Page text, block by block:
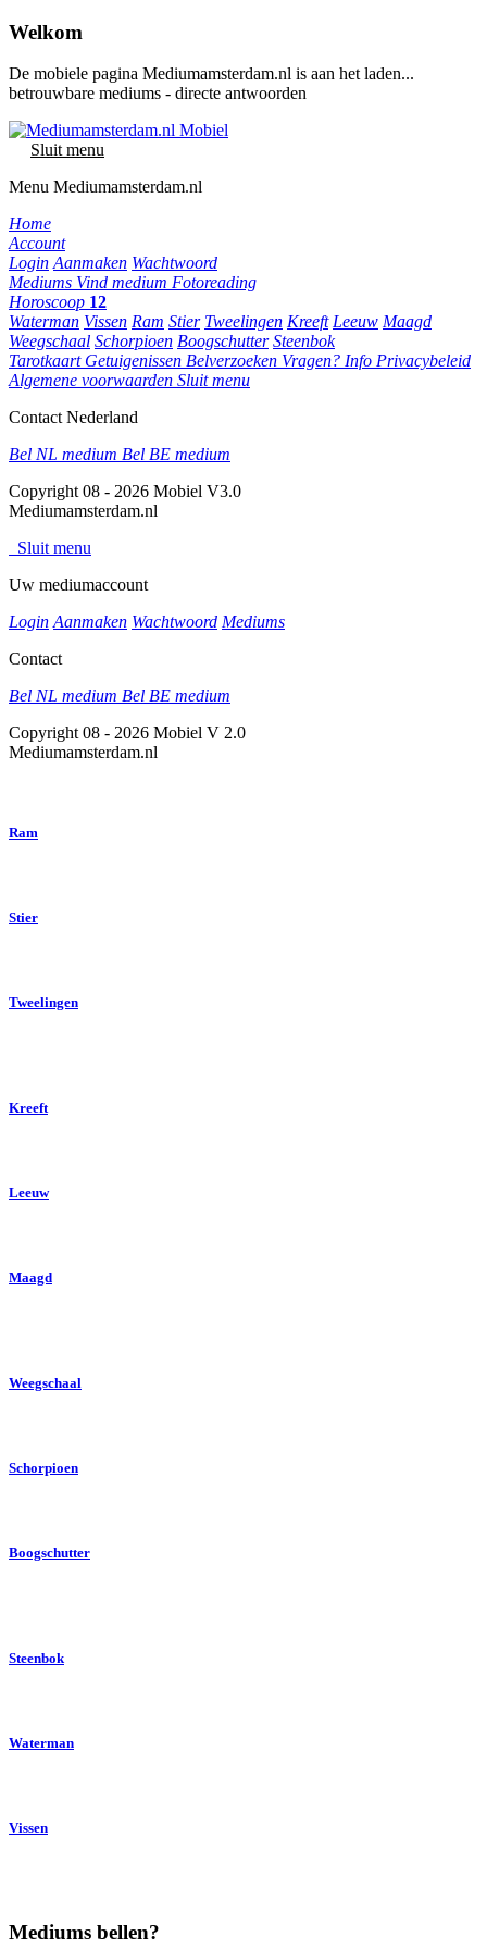
Welkom
De mobiele pagina Mediumamsterdam.nl is aan het laden...
betrouwbare mediums - directe antwoorden
Sluit menu
Menu Mediumamsterdam.nl
Home
Account
Login Aanmaken Wachtwoord
Mediums Vind medium Fotoreading
Horoscoop 12
Waterman Vissen Ram Stier Tweelingen Kreeft Leeuw Maagd
Weegschaal Schorpioen Boogschutter Steenbok
Tarotkaart Getuigenissen Belverzoeken Vragen? Info Privacybeleid
Algemene voorwaarden Sluit menu
Contact Nederland
Bel NL medium Bel BE medium
Copyright 08 - 2026 Mobiel V3.0
Mediumamsterdam.nl
Sluit menu
Uw mediumaccount
Login Aanmaken Wachtwoord Mediums
Contact
Bel NL medium Bel BE medium
Copyright 08 - 2026 Mobiel V 2.0
Mediumamsterdam.nl
Ram
Stier
Tweelingen
Kreeft
Leeuw
Maagd
Weegschaal
Schorpioen
Boogschutter
Steenbok
Waterman
Vissen
Mediums bellen?